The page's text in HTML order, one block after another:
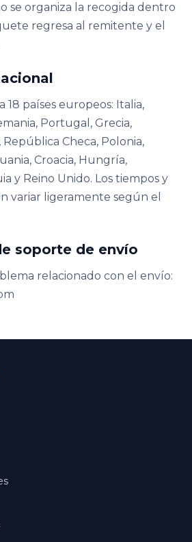
se organiza la recogida dentro
regresa al remitente y el
18 países europeos: Italia,
Portugal, Grecia,
Checa, Polonia,
Croacia, Hungría,
y Reino Unido. Los tiempos y
variar ligeramente según el
soporte de envío
relacionado con el envío: